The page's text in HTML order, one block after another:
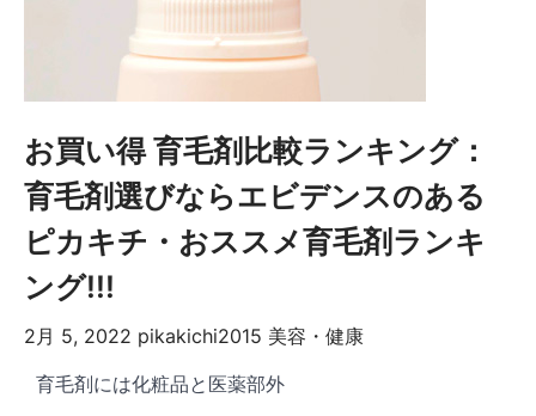
お買い得 育毛剤比較ランキング：
育毛剤選びならエビデンスのある
ピカキチ・おススメ育毛剤ランキ
ング!!!
2月 5, 2022 pikakichi2015 美容・健康
育毛剤には化粧品と医薬部外